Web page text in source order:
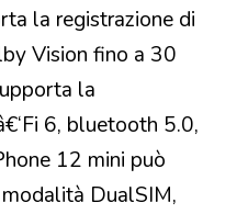
la registrazione di
Vision fino a 30
la
6, bluetooth 5.0,
12 mini può
DualSIM,